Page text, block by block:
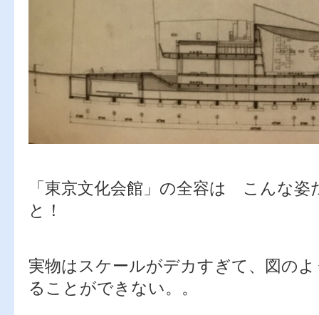
「東京文化会館」の全容は こん
と！
実物はスケールがデカすぎて、図の
ることができない。。